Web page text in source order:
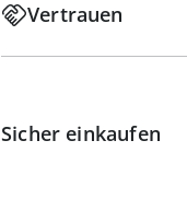
Vertrauen
Sicher einkaufen